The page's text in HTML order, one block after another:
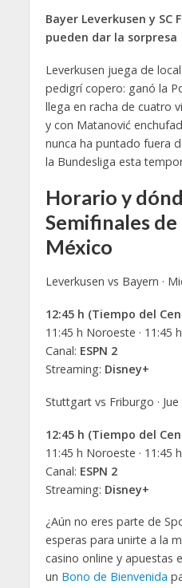
Bayer Leverkusen y SC
pueden dar la sorpresa
Leverkusen juega de
pedigrí copero: ganó la
llega en racha de cuatro
y con Matanović
nunca ha puntado fuera
la Bundesliga esta
Horario y
Semifinales
México
Leverkusen vs Bayern ·
12:45 h (Tiempo del
11:45 h Noroeste · 11:45
Canal: ESPN 2
Streaming: Disney+
Stuttgart vs Friburgo ·
12:45 h (Tiempo del
11:45 h Noroeste · 11:45
Canal: ESPN 2
Streaming: Disney+
¿Aún no eres parte de
esperas para unirte a la
casino online y apuestas
un Bono de Bienvenida